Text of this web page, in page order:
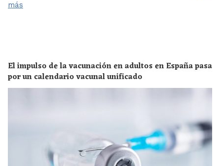
más
El impulso de la vacunación en adultos en España pasa
por un calendario vacunal unificado